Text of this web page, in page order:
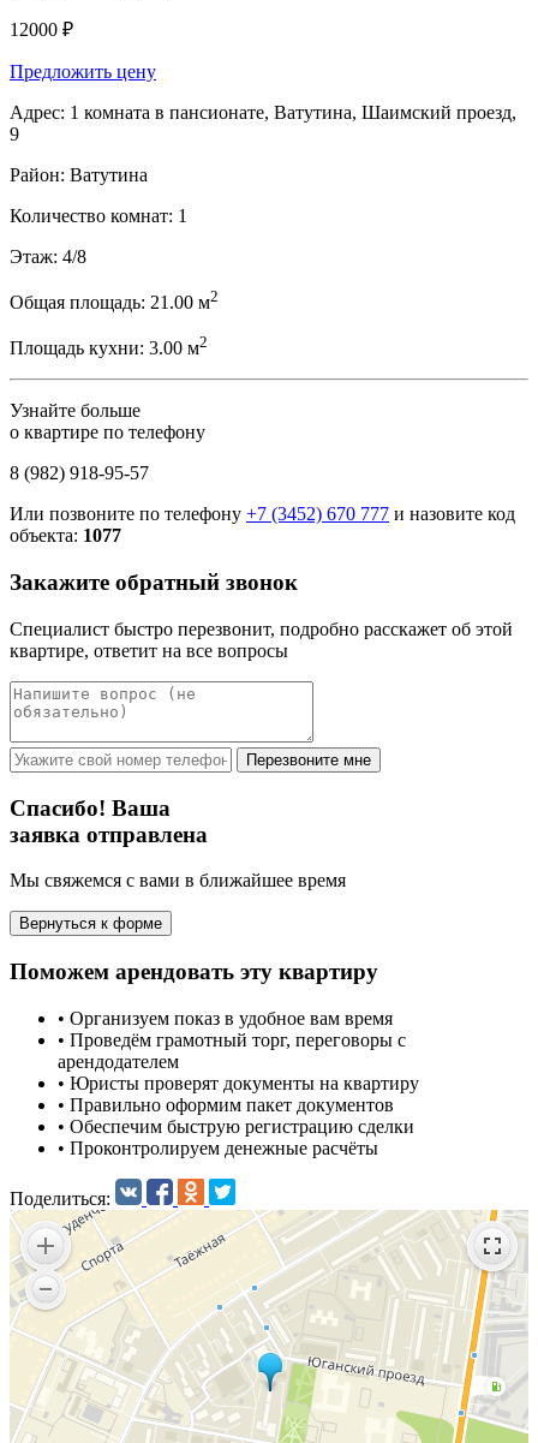
12000 ₽
Предложить цену
Адрес: 1 комната в пансионате, Ватутина, Шаимский проезд,
9
Район: Ватутина
Количество комнат: 1
Этаж: 4/8
Общая площадь: 21.00 м2
Площадь кухни: 3.00 м2
Узнайте больше
о квартире по телефону
8 (982) 918-95-57
Или позвоните по телефону +7 (3452) 670 777 и назовите код
объекта: 1077
Закажите обратный звонок
Специалист быстро перезвонит, подробно расскажет об этой
квартире, ответит на все вопросы
Перезвоните мне
Спасибо! Ваша
заявка отправлена
Мы свяжемся с вами в ближайшее время
Вернуться к форме
Поможем арендовать эту квартиру
• Организуем показ в удобное вам время
• Проведём грамотный торг, переговоры с
арендодателем
• Юристы проверят документы на квартиру
• Правильно оформим пакет документов
• Обеспечим быструю регистрацию сделки
• Проконтролируем денежные расчёты
Поделиться: